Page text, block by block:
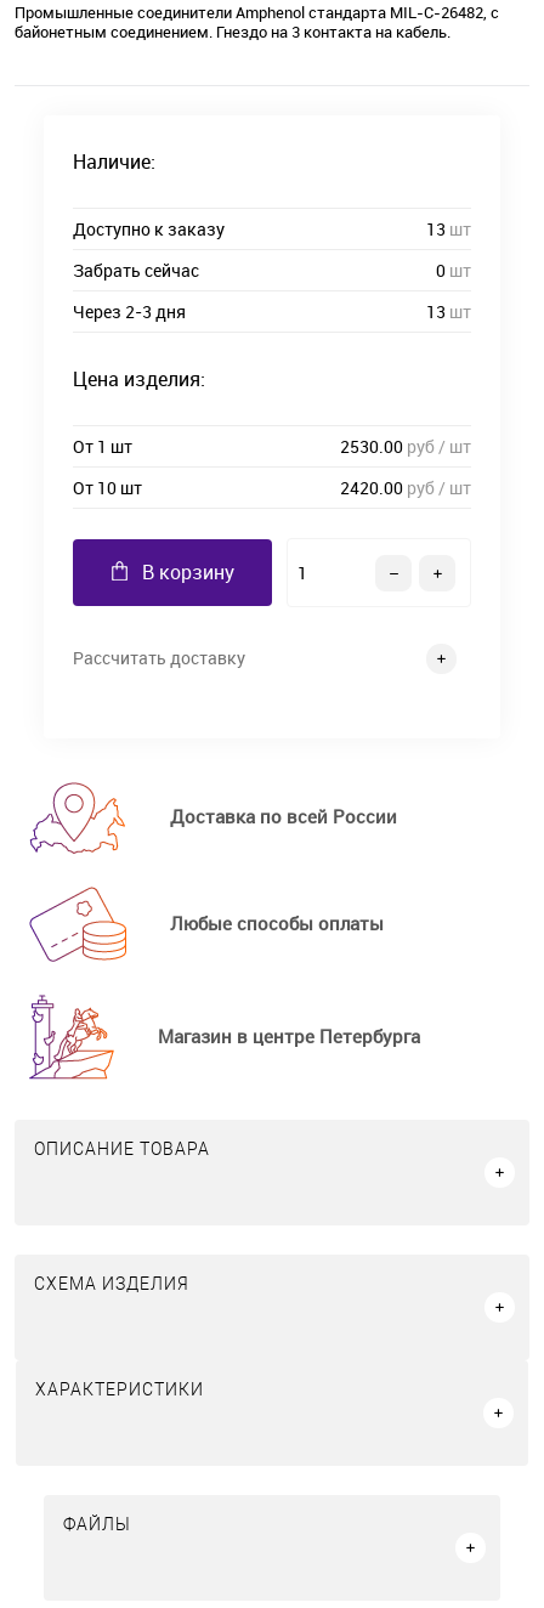
Промышленные соединители Amphenol стандарта MIL-C-26482, с
байонетным соединением. Гнездо на 3 контакта на кабель.
Наличие:
Доступно к заказу 13 шт
Забрать сейчас
0 шт
Через 2-3 дня
13 шт
Цена изделия:
От 1 шт 2530.00 руб / шт
От 10 шт
2420.00 руб / шт
В корзину
Рассчитать доставку
Доставка по всей России
Любые способы оплаты
Магазин в центре Петербурга
ОПИСАНИЕ ТОВАРА
СХЕМА ИЗДЕЛИЯ
ХАРАКТЕРИСТИКИ
ФАЙЛЫ